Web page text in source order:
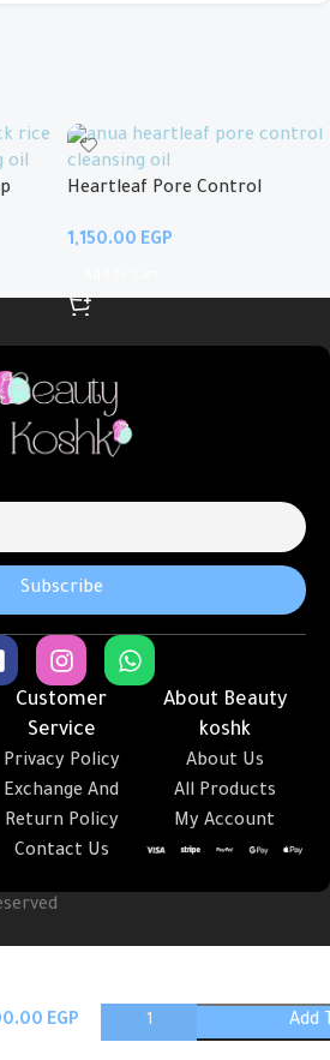
Heartleaf Pore Control
EGP
Customer
Service
Privacy Policy
Exchange And
Return Policy
Contact Us
About Beauty
koshk
About Us
All Products
My Account
Add